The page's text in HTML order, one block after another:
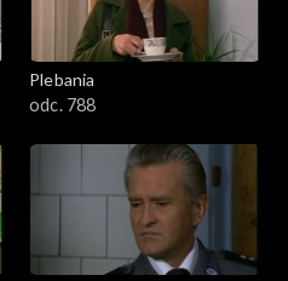
Plebania
odc. 788